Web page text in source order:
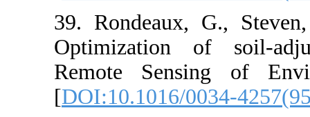
39.
Optimization
Remote
[DOI:10.1016/